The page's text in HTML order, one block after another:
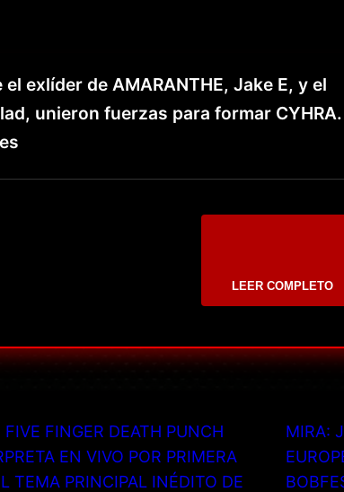
exlíder de AMARANTHE, Jake E, y el
unieron fuerzas para formar CYHRA.
LEER COMPLETO
FIVE FINGER DEATH PUNCH
EN VIVO POR PRIMERA
TEMA PRINCIPAL INÉDITO DE
MIRA: